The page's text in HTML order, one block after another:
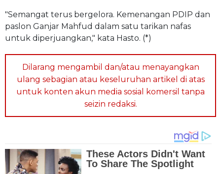
"Semangat terus bergelora. Kemenangan PDIP dan
paslon Ganjar Mahfud dalam satu tarikan nafas
untuk diperjuangkan," kata Hasto. (*)
Dilarang mengambil dan/atau menayangkan
ulang sebagian atau keseluruhan artikel di atas
untuk konten akun media sosial komersil tanpa
seizin redaksi.